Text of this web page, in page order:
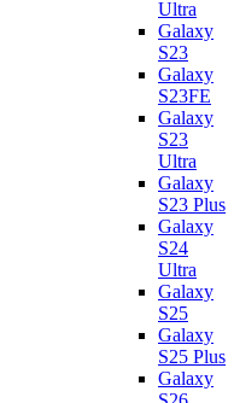
Ultra
Galaxy
S23
Galaxy
S23FE
Galaxy
S23
Ultra
Galaxy
S23 Plus
Galaxy
S24
Ultra
Galaxy
S25
Galaxy
S25 Plus
Galaxy